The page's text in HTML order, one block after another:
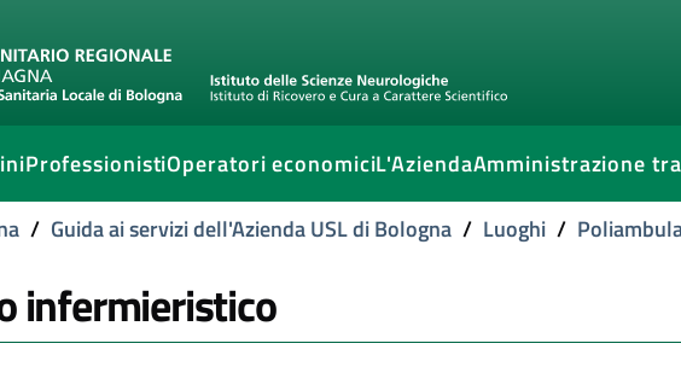
ProfessionistiOperatori economiciL'AziendaAmministrazione
/ Guida ai servizi dell'Azienda USL di Bologna / Luoghi /
infermieristico